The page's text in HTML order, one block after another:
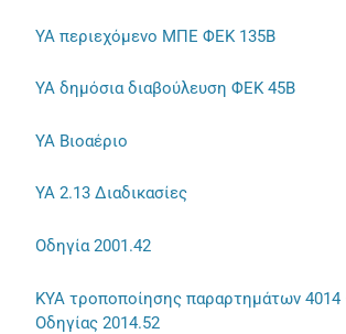
ΥΑ περιεχόμενο ΜΠΕ ΦΕΚ 135Β
ΥΑ δημόσια διαβούλευση ΦΕΚ 45Β
ΥΑ Βιοαέριο
ΥΑ 2.13 Διαδικασίες
Οδηγία 2001.42
ΚΥΑ τροποποίησης παραρτημάτων 4014
Οδηγίας 2014.52